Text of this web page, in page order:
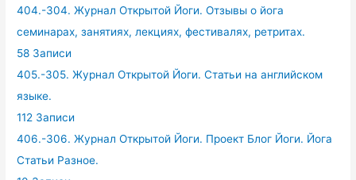
404.-304. Журнал Открытой Йоги. Отзывы о йога
семинарах, занятиях, лекциях, фестивалях, ретритах.
58 Записи
405.-305. Журнал Открытой Йоги. Статьи на английском
языке.
112 Записи
406.-306. Журнал Открытой Йоги. Проект Блог Йоги. Йога
Статьи Разное.